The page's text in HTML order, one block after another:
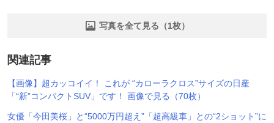
写真を全て見る（1枚）
関連記事
【画像】超カッコイイ！ これが “カローラクロス”サイズの日産
「“新”コンパクトSUV」です！ 画像で見る（70枚）
女優「今田美桜」と“5000万円超え”「超高級車」との“2ショット”に